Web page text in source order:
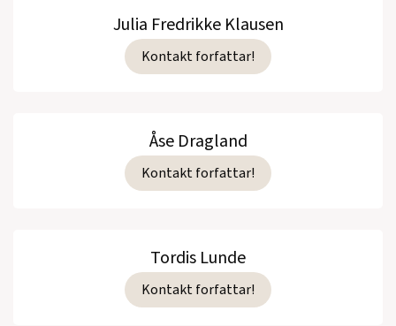
Julia Fredrikke Klausen
Kontakt forfattar!
Åse Dragland
Kontakt forfattar!
Tordis Lunde
Kontakt forfattar!